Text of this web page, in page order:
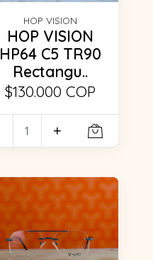
HOP VISION
HOP VISION
HP64 C5 TR90
Rectangu..
$130.000 COP
+